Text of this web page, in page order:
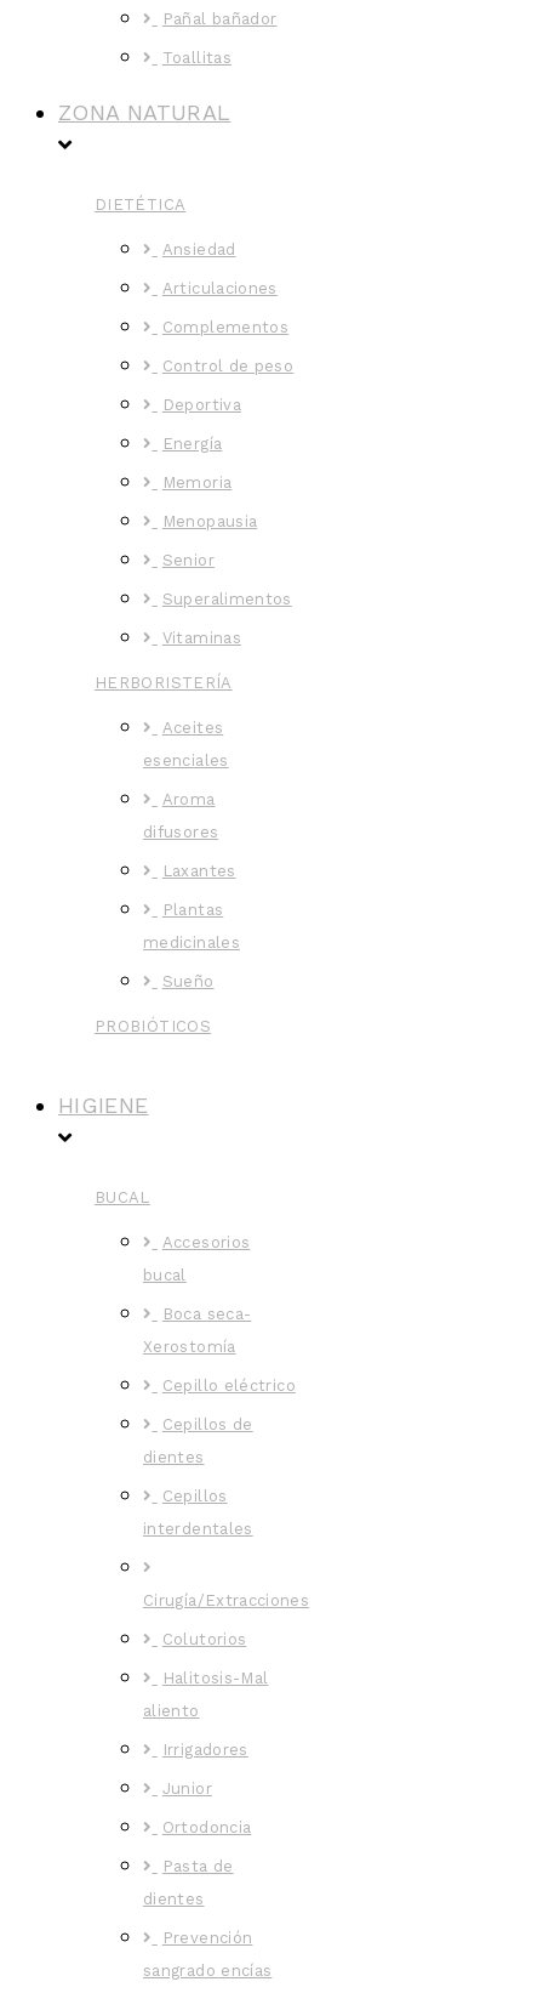
Pañal bañador
Toallitas
ZONA NATURAL
DIETÉTICA
Ansiedad
Articulaciones
Complementos
Control de peso
Deportiva
Energía
Memoria
Menopausia
Senior
Superalimentos
Vitaminas
HERBORISTERÍA
Aceites
esenciales
Aroma
difusores
Laxantes
Plantas
medicinales
Sueño
PROBIÓTICOS
HIGIENE
BUCAL
Accesorios
bucal
Boca seca-
Xerostomía
Cepillo eléctrico
Cepillos de
dientes
Cepillos
interdentales
Cirugía/Extracciones
Colutorios
Halitosis-Mal
aliento
Irrigadores
Junior
Ortodoncia
Pasta de
dientes
Prevención
sangrado encías